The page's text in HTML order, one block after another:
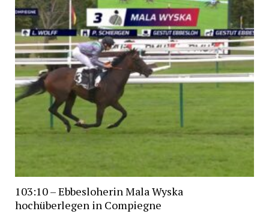
103:10 – Ebbesloherin Mala Wyska
hochüberlegen in Compiegne